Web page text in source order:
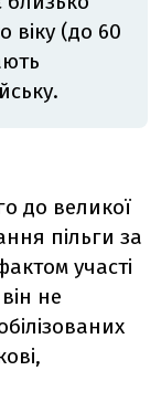
віку (до 60
до великої
пільги за
участі
не